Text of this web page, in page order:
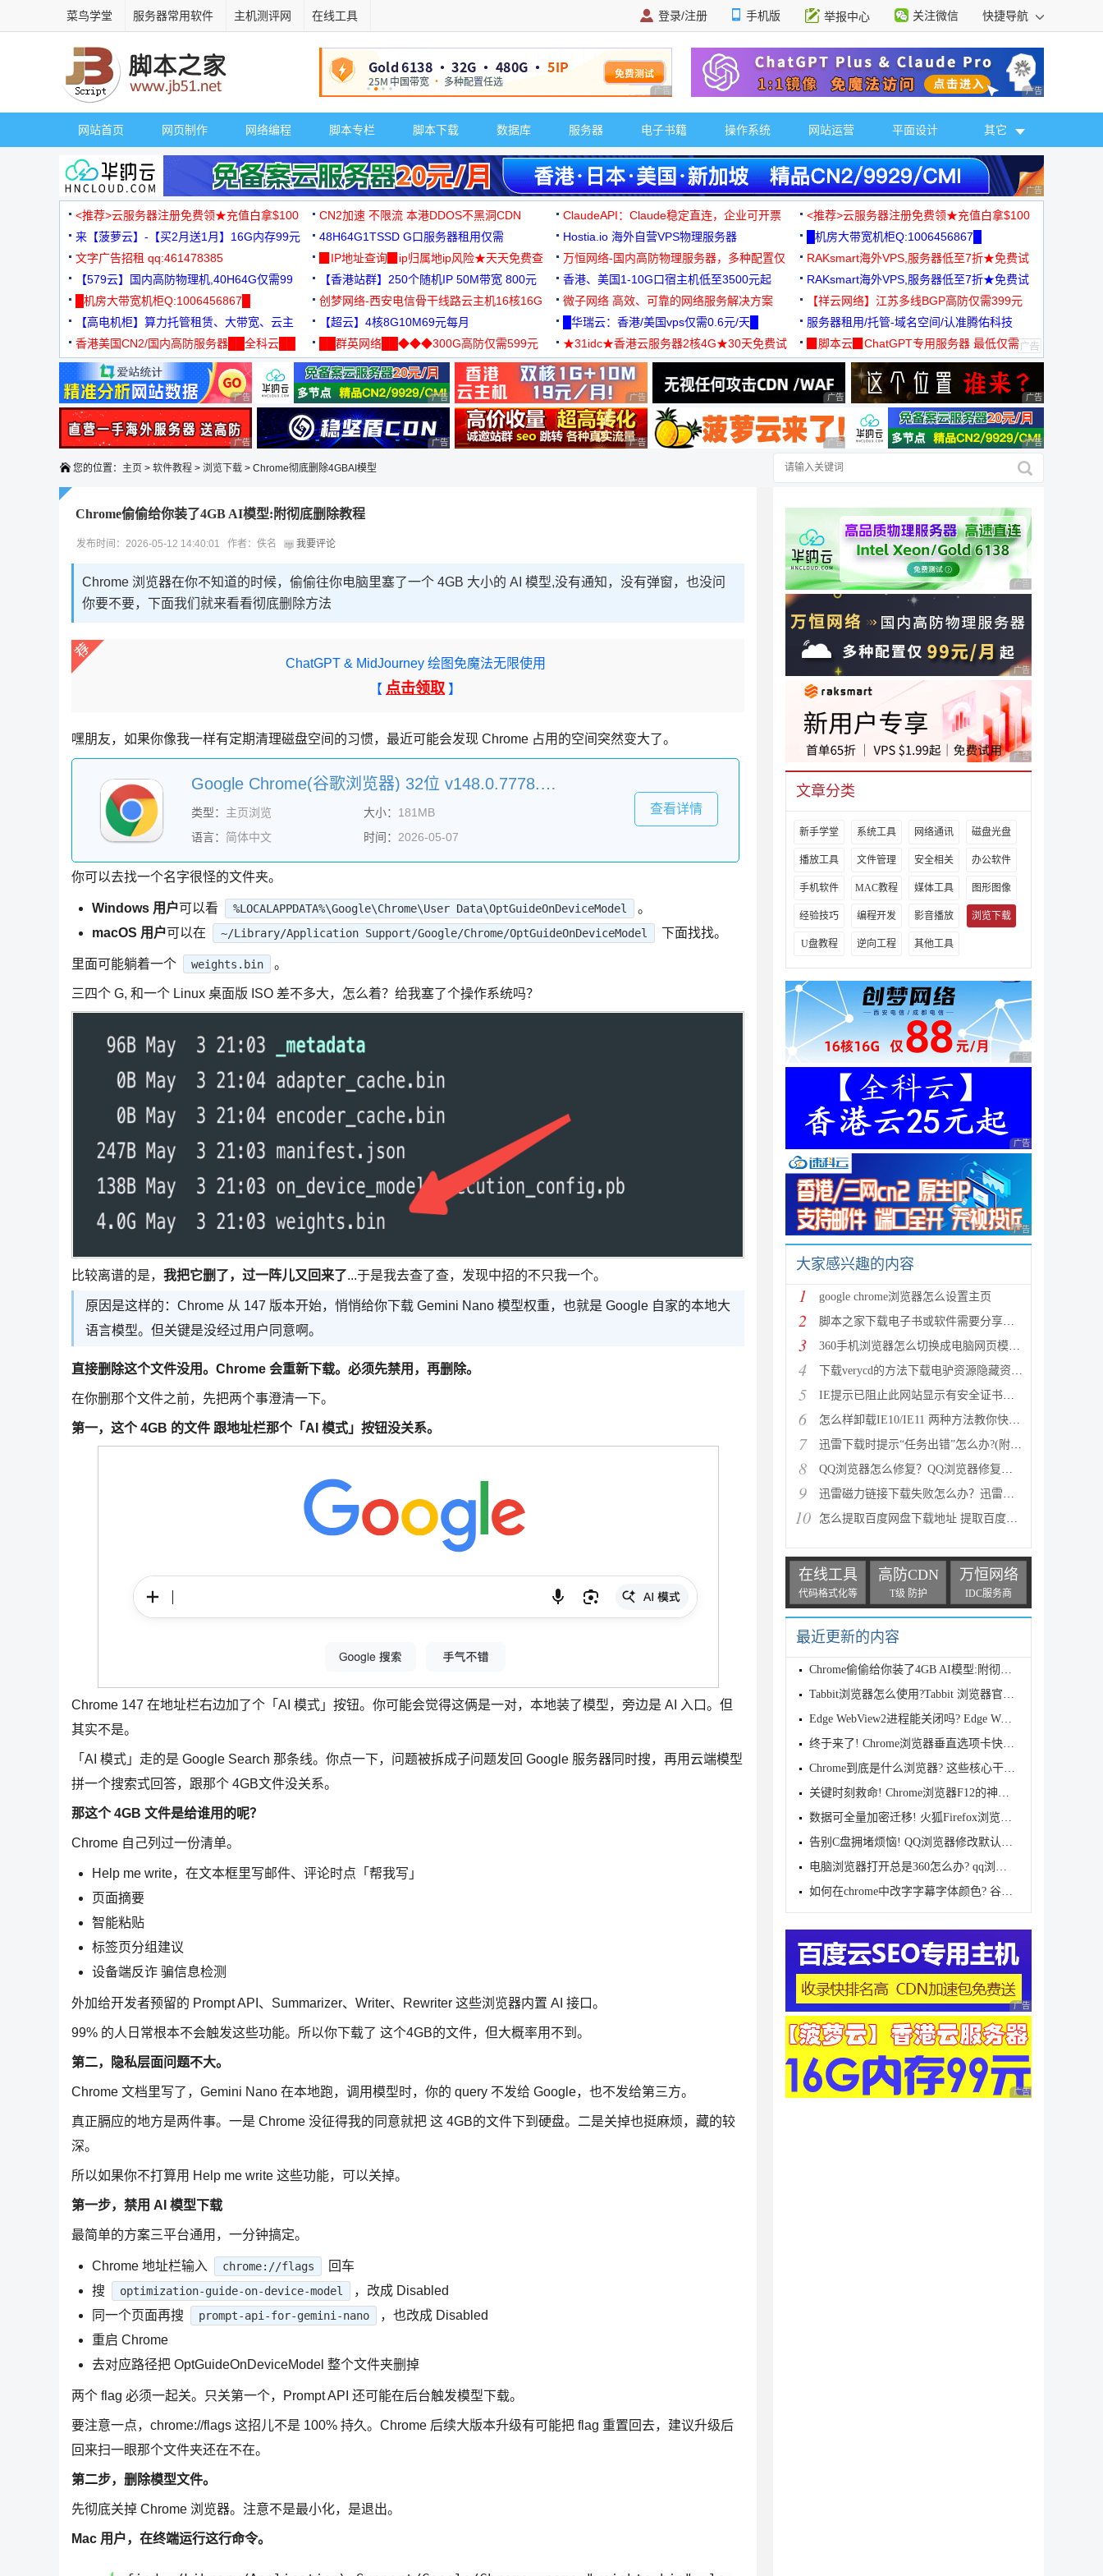
菜鸟学堂 服务器常用软件 主机测评网 在线工具 登录/注册 手机版 举报中心 关注微信 快捷导航
广告 商业广告，理性选择 广告 商业广告，理
网站首页 网页制作 网络编程 脚本专栏 脚本下载 数据库 服务器 电子书籍 操作系统 网站运营 平面设计 其它
广告 商业广告，理
<推荐>云服务器注册免费领★充值白拿$100 CN2加速 不限流 本港DDOS不黑洞CDN ClaudeAPI：Claude稳定直连，企业可开票
<推荐>云服务器注册免费领★充值白拿$100
来【菠萝云】-【买2月送1月】16G内存99元
48H64G1TSSD G口服务器租用仅需
3000+可免费测试
Hostia.io 海外自营VPS物理服务器
█机房大带宽机柜Q:1006456867█
文字广告招租 qq:461478385
▉IP地址查询▉ip归属地ip风险★天天免费查
万恒网络-国内高防物理服务器，多种配置仅
99元/月起
RAKsmart海外VPS,服务器低至7折★免费试
用★
【579云】国内高防物理机,40H64G仅需99
元
【香港站群】250个随机IP 50M带宽 800元 香港、美国1-10G口宿主机低至3500元起
RAKsmart海外VPS,服务器低至7折★免费试
用★
█机房大带宽机柜Q:1006456867█
创梦网络-西安电信骨干线路云主机16核16G
88元/月
微子网络 高效、可靠的网络服务解决方案
【祥云网络】江苏多线BGP高防仅需399元
【高电机柜】算力托管租赁、大带宽、云主
机
【超云】4核8G10M69元每月 █华瑞云：香港/美国vps仅需0.6元/天█
服务器租用/托管-域名空间/认准腾佑科技
香港美国CN2/国内高防服务器██全科云██
██群英网络██◆◆◆300G高防仅需599元
◆◆◆
★31idc★香港云服务器2核4G★30天免费试
用◆
▉脚本云▉ChatGPT专用服务器 最低仅需
19元/月
广告 商业广告，理性选择 广告 商业广告，理性选择 广告 商业广告，理性选择 广告 商业广告，理性选择 广告 商业广告，理
广告 商业广告，理性选择 广告 商业广告，理性选择 广告 商业广告，理性选择 广告 商业广告，理性选择 广告 商业广告，理
您的位置： 主页 > 软件教程 > 浏览下载 > Chrome彻底删除4GBAI模型
Chrome偷偷给你装了4GB AI模型:附彻底删除教程
发布时间：2026-05-12 14:40:01 作者：佚名 我要评论
Chrome 浏览器在你不知道的时候，偷偷往你电脑里塞了一个 4GB 大小的 AI 模型,没有通知，没有弹窗，也没问
你要不要，下面我们就来看看彻底删除方法
ChatGPT & MidJourney 绘图免魔法无限使用
【 点击领取 】
嘿朋友，如果你像我一样有定期清理磁盘空间的习惯，最近可能会发现 Chrome 占用的空间突然变大了。
Google Chrome(谷歌浏览器) 32位 v148.0.7778.97 官方中文版
类型： 主页浏览 大小： 181MB
语言： 简体中文 时间： 2026-05-07
查看详情
你可以去找一个名字很怪的文件夹。
Windows 用户可以看 %LOCALAPPDATA%\Google\Chrome\User Data\OptGuideOnDeviceModel
。
macOS 用户可以在 ~/Library/Application Support/Google/Chrome/OptGuideOnDeviceModel 下面找找。
里面可能躺着一个 weights.bin 。
三四个 G, 和一个 Linux 桌面版 ISO 差不多大，怎么着？给我塞了个操作系统吗？
比较离谱的是， 我把它删了，过一阵儿又回来了...于是我去查了查，发现中招的不只我一个。
原因是这样的：Chrome 从 147 版本开始，悄悄给你下载 Gemini Nano 模型权重，也就是 Google 自家的本地大
语言模型。但关键是没经过用户同意啊。
直接删除这个文件没用。Chrome 会重新下载。必须先禁用，再删除。
在你删那个文件之前，先把两个事澄清一下。
第一，这个 4GB 的文件 跟地址栏那个「AI 模式」按钮没关系。
Chrome 147 在地址栏右边加了个「AI 模式」按钮。你可能会觉得这俩是一对，本地装了模型，旁边是 AI 入口。但
其实不是。
「AI 模式」走的是 Google Search 那条线。你点一下，问题被拆成子问题发回 Google 服务器同时搜，再用云端模型
拼一个搜索式回答，跟那个 4GB文件没关系。
那这个 4GB 文件是给谁用的呢？
Chrome 自己列过一份清单。
Help me write，在文本框里写邮件、评论时点「帮我写」
页面摘要
智能粘贴
标签页分组建议
设备端反诈 骗信息检测
外加给开发者预留的 Prompt API、Summarizer、Writer、Rewriter 这些浏览器内置 AI 接口。
99% 的人日常根本不会触发这些功能。所以你下载了 这个4GB的文件，但大概率用不到。
第二，隐私层面问题不大。
Chrome 文档里写了，Gemini Nano 在本地跑，调用模型时，你的 query 不发给 Google，也不发给第三方。
真正膈应的地方是两件事。一是 Chrome 没征得我的同意就把 这 4GB的文件下到硬盘。二是关掉也挺麻烦，藏的较
深。
所以如果你不打算用 Help me write 这些功能，可以关掉。
第一步，禁用 AI 模型下载
最简单的方案三平台通用，一分钟搞定。
Chrome 地址栏输入 chrome://flags
回车
搜
optimization-guide-on-device-model
，改成 Disabled
同一个页面再搜
prompt-api-for-gemini-nano
，也改成 Disabled
重启 Chrome
去对应路径把 OptGuideOnDeviceModel 整个文件夹删掉
两个 flag 必须一起关。只关第一个，Prompt API 还可能在后台触发模型下载。
要注意一点，chrome://flags 这招儿不是 100% 持久。Chrome 后续大版本升级有可能把 flag 重置回去，建议升级后
回来扫一眼那个文件夹还在不在。
第二步，删除模型文件。
先彻底关掉 Chrome 浏览器。注意不是最小化，是退出。
Mac 用户，在终端运行这行命令。
广告 商业广告，理性
广告 商业广告，理性
广告 商业广告，理性
文章分类
新手学堂 系统工具 网络通讯 磁盘光盘
播放工具 文件管理 安全相关 办公软件
手机软件 MAC教程 媒体工具 图形图像
经验技巧 编程开发 影音播放 浏览下载
U盘教程 逆向工程 其他工具
广告 商业广告，理性
广告 商业广告，理性
广告 商业广告，理性
大家感兴趣的内容
1 google chrome浏览器怎么设置主页
2 脚本之家下载电子书或软件需要分享码的解决方法
3 360手机浏览器怎么切换成电脑网页模式 手机浏览器切换
4 下载verycd的方法下载电驴资源隐藏资源的最新可用方法
5 IE提示已阻止此网站显示有安全证书错误的内容的解决方
6 怎么样卸载IE10/IE11 两种方法教你快速卸载IE10/IE11
7 迅雷下载时提示“任务出错”怎么办?(附多种解决方法)
8 QQ浏览器怎么修复？QQ浏览器修复教程
9 迅雷磁力链接下载失败怎么办？迅雷磁力链接下载种子失
10 怎么提取百度网盘下载地址 提取百度网盘下载地址的详
在线工具
代码格式化等
高防CDN
T级 防护
万恒网络
IDC服务商
最近更新的内容
Chrome偷偷给你装了4GB AI模型:附彻底删除教程
Tabbit浏览器怎么使用?Tabbit 浏览器官方版使用教程
Edge WebView2进程能关闭吗? Edge WebView2占用内存大
终于来了! Chrome浏览器垂直选项卡快来开启
Chrome到底是什么浏览器? 这些核心干货你一定要知道
关键时刻救命! Chrome浏览器F12的神秘用法
数据可全量加密迁移! 火狐Firefox浏览器酝酿Win10转Wi
告别C盘拥堵烦恼! QQ浏览器修改默认下载路径的技巧
电脑浏览器打开总是360怎么办? qq浏览器默认页面是360
如何在chrome中改字字幕字体颜色? 谷歌浏览器字幕偏好
广告 商业广告，理性
广告 商业广告，理性